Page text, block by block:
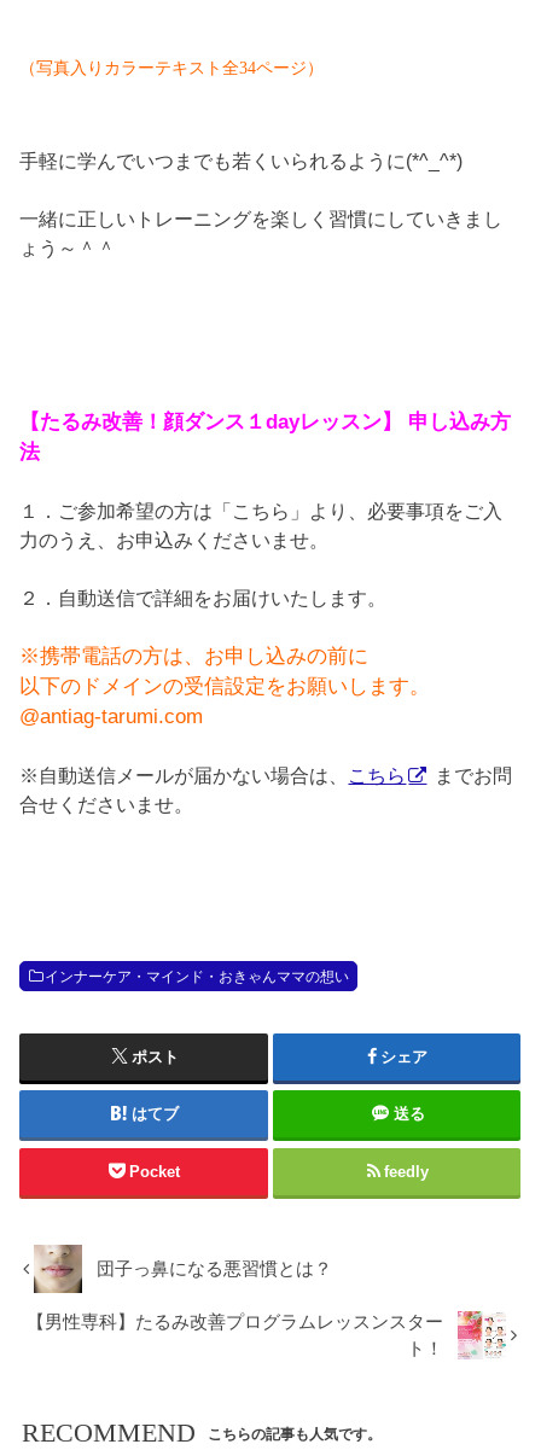
（写真入りカラーテキスト全34ページ）
手軽に学んでいつまでも若くいられるように(*^_^*)
一緒に正しいトレーニングを楽しく習慣にしていきまし
ょう～＾＾
【たるみ改善！顔ダンス１dayレッスン】 申し込み方
法
１．ご参加希望の方は「こちら」より、必要事項をご入
力のうえ、お申込みくださいませ。
２．自動送信で詳細をお届けいたします。
※携帯電話の方は、お申し込みの前に
以下のドメインの受信設定をお願いします。
@antiag-tarumi.com
※自動送信メールが届かない場合は、 こちら
までお問
合せくださいませ。
インナーケア・マインド・おきゃんママの想い
ポスト シェア
はてブ 送る
Pocket feedly
団子っ鼻になる悪習慣とは？
【男性専科】たるみ改善プログラムレッスンスター
ト！
RECOMMEND こちらの記事も人気です。